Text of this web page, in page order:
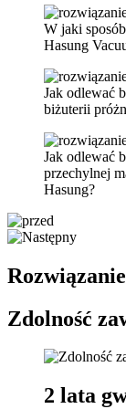
W jaki
Hasung
Jak odlewać
biżuterii
Jak odlewać
przechylnej
Hasung?
Rozwiązanie
Zdolność
2 lata